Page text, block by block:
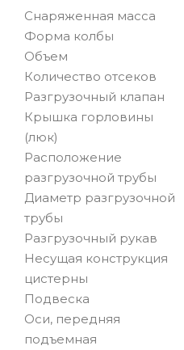
Снаряженная масса
Форма колбы
Объем
Количество отсеков
Разгрузочный клапан
Крышка горловины
(люк)
Расположение
разгрузочной трубы
Диаметр разгрузочной
трубы
Разгрузочный рукав
Несущая конструкция
цистерны
Подвеска
Оси, передняя
подъемная